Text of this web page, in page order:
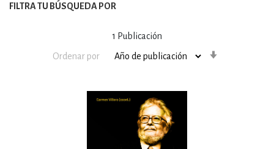
1 Publicación
Ordenar por
FILTRA TU BÚSQUEDA POR